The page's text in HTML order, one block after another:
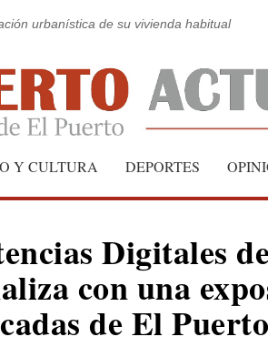
urbanística de su vivienda habitual
Y CULTURA DEPORTES
Digitales
con una
de El Puerto